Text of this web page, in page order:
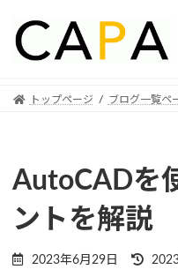
トップページ ブログ一覧ペ
AutoCADを
ントを解説
2023年6月29日
Last